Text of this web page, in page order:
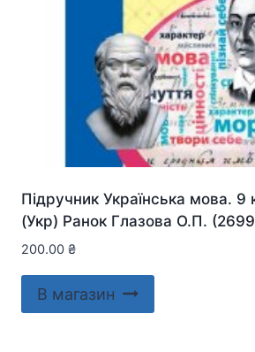
Підручник Українська мова.
(Укр) Ранок Глазова О.П.
200.00 ₴
В магазин